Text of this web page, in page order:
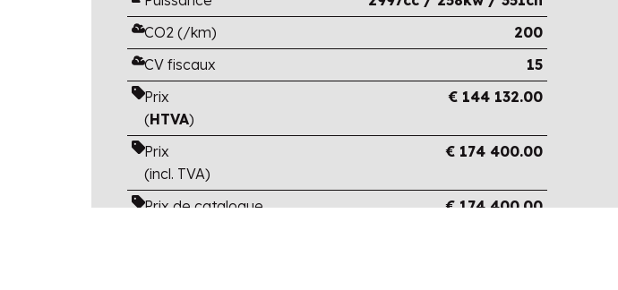
CO2 (/km)
200
CV fiscaux
15
Prix
(HTVA)
€ 144 132.00
Prix
(incl. TVA)
€ 174 400.00
Prix de catalogue
€174 400.00